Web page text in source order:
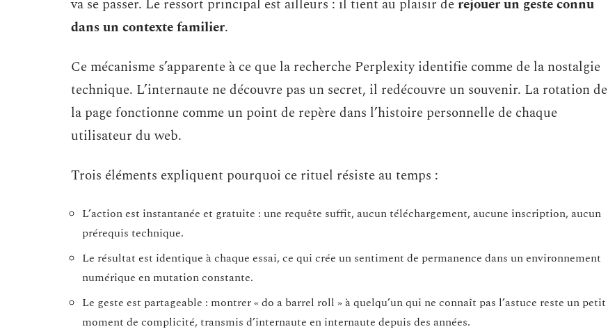
va se passer. Le ressort principal est ailleurs : il tient au plaisir derejouer un geste connu
dans un contexte familier.
Ce mécanisme s’apparente à ce que la recherche Perplexity identifie comme de la nostalgie
technique. L’internaute ne découvre pas un secret, il redécouvre un souvenir. La rotation de
la page fonctionne comme un point de repère dans l’histoire personnelle de chaque
utilisateur du web.
Trois éléments expliquent pourquoi ce rituel résiste au temps :
L’action est instantanée et gratuite : une requête suffit, aucun téléchargement, aucune inscription, aucun
prérequis technique.
Le résultat est identique à chaque essai, ce qui crée un sentiment de permanence dans un environnement
numérique en mutation constante.
Le geste est partageable : montrer « do a barrel roll » à quelqu’un qui ne connaît pas l’astuce reste un petit
moment de complicité, transmis d’internaute en internaute depuis des années.